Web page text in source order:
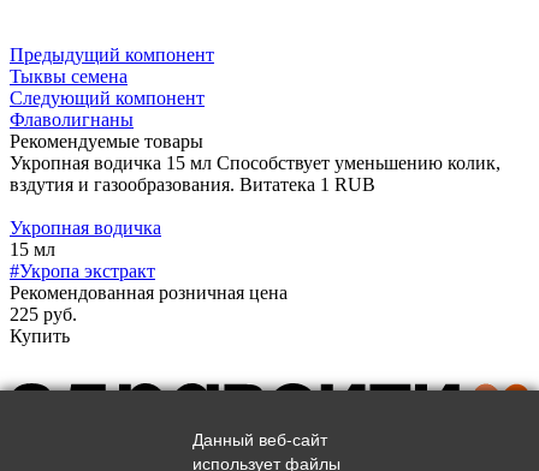
Предыдущий компонент
Тыквы семена
Следующий компонент
Флаволигнаны
Рекомендуемые товары
Укропная водичка 15 мл Способствует уменьшению колик,
вздутия и газообразования. Витатека 1 RUB
Укропная водичка
15 мл
#Укропа экстракт
Рекомендованная розничная цена
225 руб.
Купить
Данный веб-сайт
использует файлы